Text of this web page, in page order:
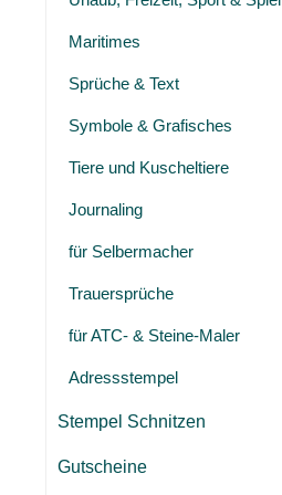
Maritimes
Sprüche & Text
Symbole & Grafisches
Tiere und Kuscheltiere
Journaling
für Selbermacher
Trauersprüche
für ATC- & Steine-Maler
Adressstempel
Stempel Schnitzen
Gutscheine